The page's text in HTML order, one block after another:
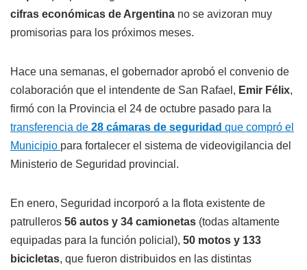
cifras económicas de Argentina no se avizoran muy
promisorias para los próximos meses.
Hace una semanas, el gobernador aprobó el convenio de
colaboración que el intendente de San Rafael, Emir Félix,
firmó con la Provincia el 24 de octubre pasado para la
transferencia de 28 cámaras de seguridad que compró el
Municipio para fortalecer el sistema de videovigilancia del
Ministerio de Seguridad provincial.
En enero, Seguridad incorporó a la flota existente de
patrulleros 56 autos y 34 camionetas (todas altamente
equipadas para la función policial), 50 motos y 133
bicicletas, que fueron distribuidos en las distintas